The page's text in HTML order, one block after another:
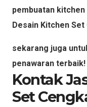
pembuatan kitchen
Desain Kitchen
sekarang juga
penawaran terbaik!
Kontak
Set